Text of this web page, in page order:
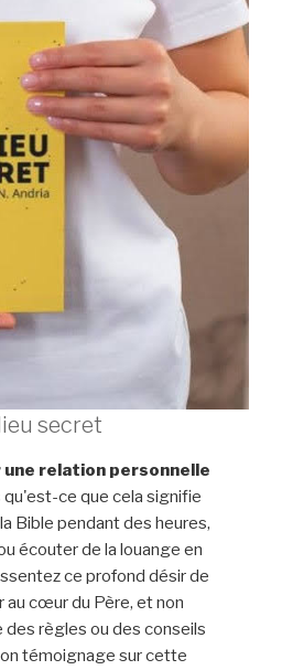
secret
une relation personnelle
qu'est-ce que cela signifie
Bible pendant des heures,
écouter de la louange en
ce profond désir de
au cœur du Père, et non
règles ou des conseils
témoignage sur cette